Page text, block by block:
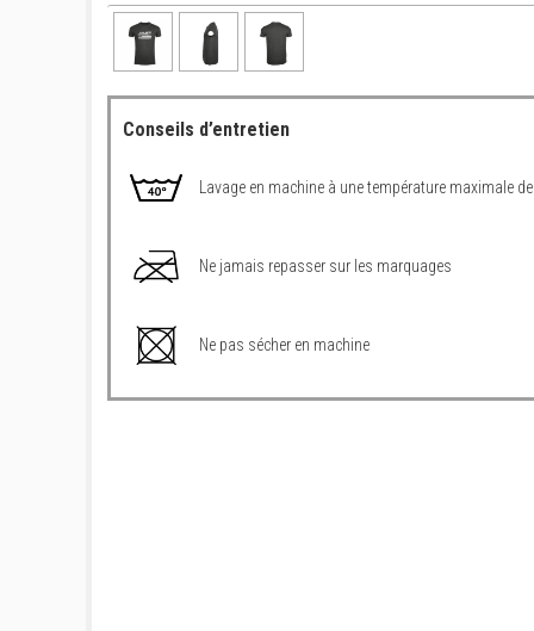
Conseils d’entretien
Lavage en machine à une température maximale
Ne jamais repasser sur les marquages
Ne pas sécher en machine